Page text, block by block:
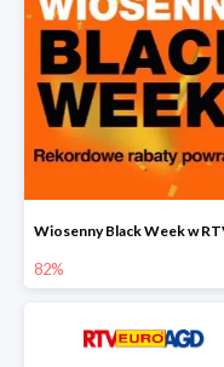
82%